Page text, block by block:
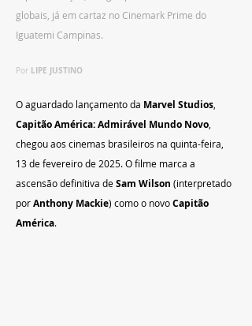
globais, já em cartaz no Cinemark Prime do
Iguatemi Campinas.
Por LIPE JUSTINO
O aguardado lançamento da Marvel Studios
Capitão América: Admirável Mundo Novo
chegou aos cinemas brasileiros na quinta-feira,
13 de fevereiro de 2025. O filme marca a
ascensão definitiva de Sam Wilson (interpretado
por Anthony Mackie) como o novo Capitão
América.